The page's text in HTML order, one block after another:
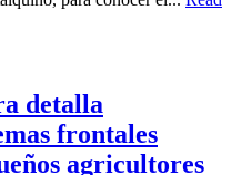
detalla
frontales
agricultores